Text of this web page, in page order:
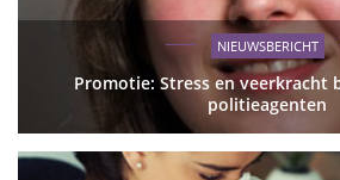
NIEUWSBERICHT
Promotie: Stress en veerkracht
politieagenten